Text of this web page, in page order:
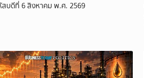
บดีที่ 6 สิงหาคม พ.ศ. 2569